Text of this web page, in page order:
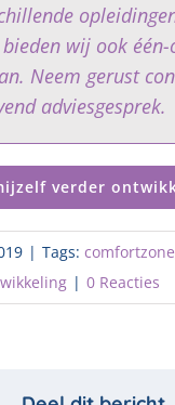
wij ook één-
Neem gerust
adviesgesprek.
verder
| Tags: comfortzone
| 0 Reacties